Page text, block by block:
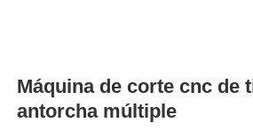
Máquina de corte cnc de
antorcha múltiple